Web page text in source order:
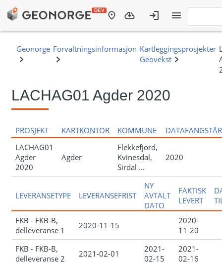
LACHAG01 Agder 2020
PROSJEKT KARTKONTOR KOMMUNE
DATAFANGSTÅR
LACHAG01
Agder
2020
Agder
Flekkefjord,
Kvinesdal,
Sirdal ...
2020
LEVERANSETYPE LEVERANSEFRIST
NY
AVTALT
DATO
FAKTISK
LEVERT
FKB - FKB-B,
delleveranse 1
2020-11-15
2020-
11-20
FKB - FKB-B,
delleveranse 2
2021-02-01
2021-
02-15
2021-
02-16